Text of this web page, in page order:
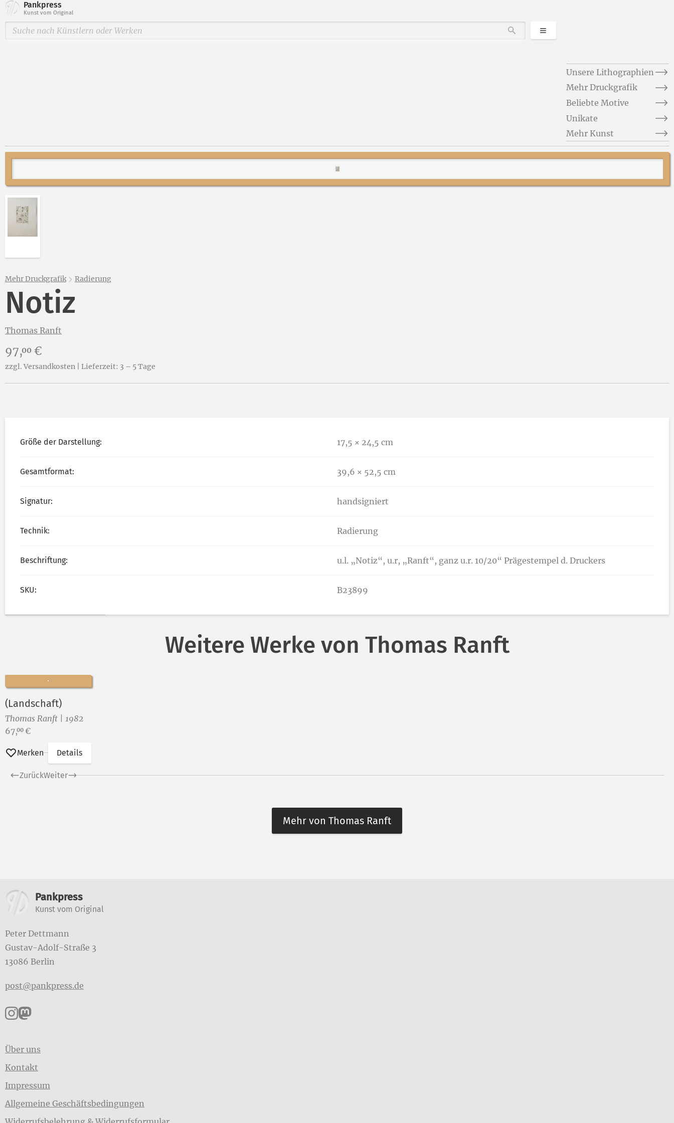
Pankpress
Kunst vom Original
DurchsuchenKategorien
Unsere Lithographien
Mehr Druckgrafik
Beliebte Motive
Unikate
Mehr Kunst
Mehr Druckgrafik Radierung
Notiz
Thomas Ranft
Preis:
97,00 €
zzgl. Versandkosten | Lieferzeit: 3 – 5 Tage
Abbildung 2 von „Notiz“ von Thomas Ranft öffnen
Größe der Darstellung: 17,5 × 24,5 cm
Gesamtformat: 39,6 × 52,5 cm
Signatur: handsigniert
Technik: Radierung
Beschriftung: u.l. „Notiz“, u.r, „Ranft“, ganz u.r. 10/20“ Prägestempel d. Druckers
SKU: B23899
Weitere Werke von Thomas Ranft
(Landschaft)
Thomas Ranft | 1982
Preis:
67,00 €
Merken Details
ZurückWeiter
Mehr von Thomas Ranft
Weitere Informationen
Pankpress
Kunst vom Original
Peter Dettmann
Gustav-Adolf-Straße 3
13086 Berlin
post@pankpress.de
Pankpress auf Instagram
Pankpress auf Mastodon
Über uns
Kontakt
Impressum
Allgemeine Geschäftsbedingungen